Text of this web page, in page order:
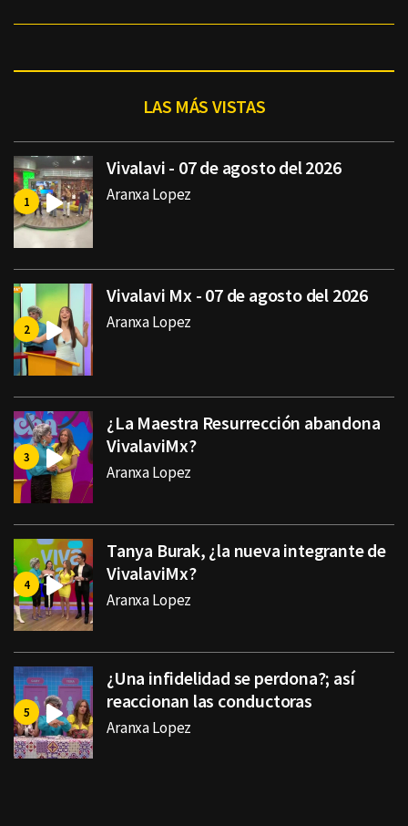
LAS MÁS VISTAS
Vivalavi - 07 de agosto del 2026
Aranxa Lopez
Vivalavi Mx - 07 de agosto del 2026
Aranxa Lopez
¿La Maestra Resurrección abandona
VivalaviMx?
Aranxa Lopez
Tanya Burak, ¿la nueva integrante de
VivalaviMx?
Aranxa Lopez
¿Una infidelidad se perdona?; así
reaccionan las conductoras
Aranxa Lopez